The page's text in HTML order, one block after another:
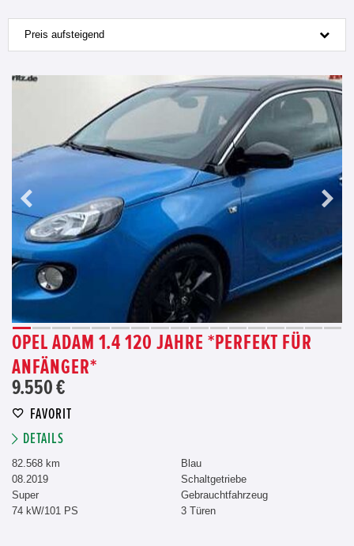
Preis aufsteigend
OPEL ADAM 1.4 120 JAHRE *PERFEKT FÜR
ANFÄNGER*
9.550 €
FAVORIT
DETAILS
82.568 km
08.2019
Super
74 kW/101 PS
Blau
Schaltgetriebe
Gebrauchtfahrzeug
3 Türen